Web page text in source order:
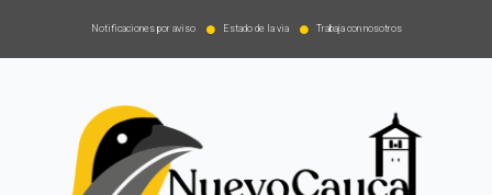
Notificaciones por aviso Estado de la via Trabaja con nosotros